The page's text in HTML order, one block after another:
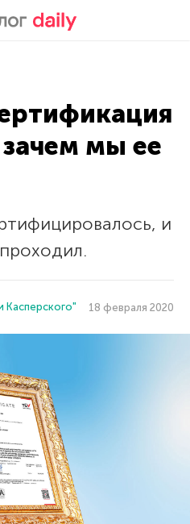
Касперского
мы ее
и
Касперского" 18 февраля 2020